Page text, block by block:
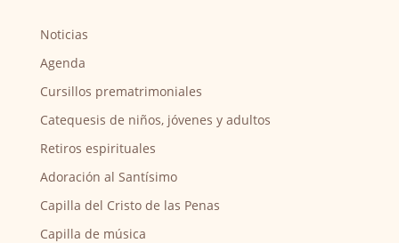
Noticias
Agenda
Cursillos prematrimoniales
Catequesis de niños, jóvenes y adultos
Retiros espirituales
Adoración al Santísimo
Capilla del Cristo de las Penas
Capilla de música